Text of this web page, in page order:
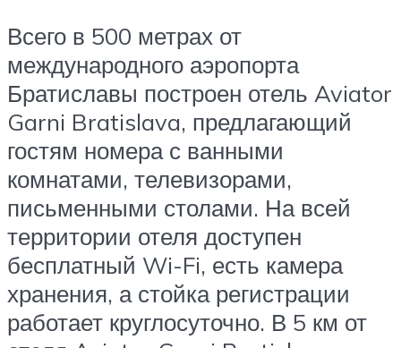
Всего в 500 метрах от
международного аэропорта
Братиславы построен отель Aviator
Garni Bratislava, предлагающий
гостям номера с ванными
комнатами, телевизорами,
письменными столами. На всей
территории отеля доступен
бесплатный Wi-Fi, есть камера
хранения, а стойка регистрации
работает круглосуточно. В 5 км от